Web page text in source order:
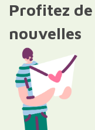
Profitez
nouvelles